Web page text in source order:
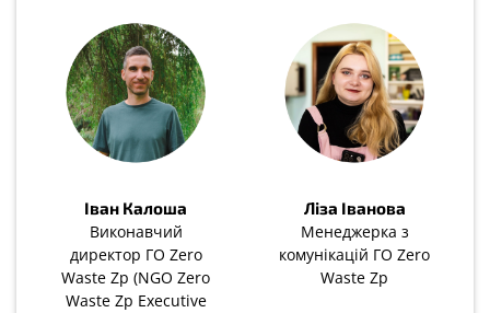
Іван Калоша
Виконавчий
директор ГО Zero
Waste Zp (NGO Zero
Waste Zp Executive
Ліза Іванова
Менеджерка з
комунікацій ГО Zero
Waste Zp